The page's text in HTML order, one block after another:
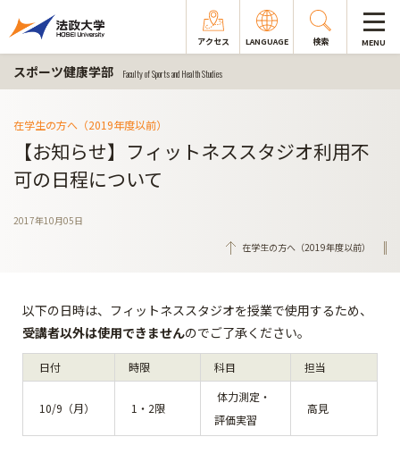
アクセス LANGUAGE 検索 MENU
スポーツ健康学部 Faculty of Sports and Health Studies
在学生の方へ（2019年度以前）
【お知らせ】フィットネススタジオ利用不
可の日程について
2017年10月05日
在学生の方へ（2019年度以前）
以下の日時は、フィットネススタジオを授業で使用するため、
受講者以外は使用できませんのでご了承ください。
日付 時限 科目 担当
10/9（月） 1・2限
体力測定・
評価実習
高見